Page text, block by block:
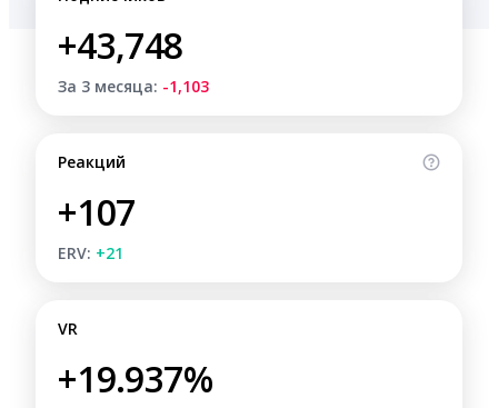
+43,748
За 3 месяца: -1,103
Реакций
+107
ERV: +21
VR
+19.937%